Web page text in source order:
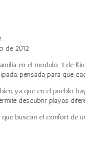
de 2012
en el modulo 3 de
pensada para que
ya que en el pueblo
descubrir playas
buscan el confort de